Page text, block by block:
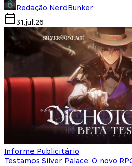
Redação NerdBunker
31.jul.26
Informe Publicitário
Testamos Silver Palace: O novo